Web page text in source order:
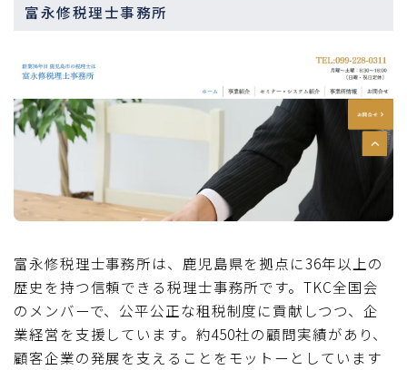
富永修税理士事務所
富永修税理士事務所は、鹿児島県を拠点に36年以上の
歴史を持つ信頼できる税理士事務所です。TKC全国会
のメンバーで、公平公正な租税制度に貢献しつつ、企
業経営を支援しています。約450社の顧問実績があり、
顧客企業の発展を支えることをモットーとしています